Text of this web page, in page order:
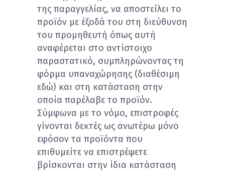
της παραγγελίας, να αποστείλει το
προϊόν με έξοδά του στη διεύθυνση
του προμηθευτή όπως αυτή
αναφέρεται στο αντίστοιχο
παραστατικό, συμπληρώνοντας τη
φόρμα υπαναχώρησης (διαθέσιμη
εδώ) και στη κατάσταση στην
οποία παρέλαβε το προϊόν.
Σύμφωνα με το νόμο, επιστροφές
γίνονται δεκτές ως ανωτέρω μόνο
εφόσον τα προϊόντα που
επιθυμείτε να επιστρέψετε
βρίσκονται στην ίδια κατάσταση